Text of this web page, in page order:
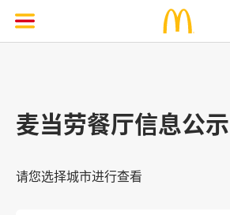
麦当劳餐厅信息公示
请您选择城市进行查看